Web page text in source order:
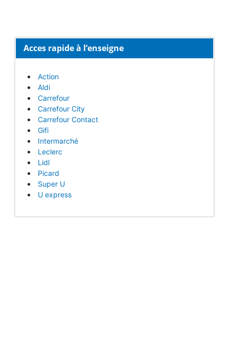
Acces rapide à l’enseigne
Action
Aldi
Carrefour
Carrefour City
Carrefour Contact
Gifi
Intermarché
Leclerc
Lidl
Picard
Super U
U express